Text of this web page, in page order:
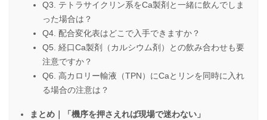
Q3. テトラサイクリン系をCa製剤と一緒に飲んでしま
った場合は？
Q4. 配合変化表はどこで入手できますか？
Q5. 経口Ca製剤（カルシウム剤）との飲み合わせも要
注意ですか？
Q6. 高カロリー輸液（TPN）にCaとリンを同時に入れ
る場合の注意は？
まとめ｜「機序を押さえれば現場で迷わない」